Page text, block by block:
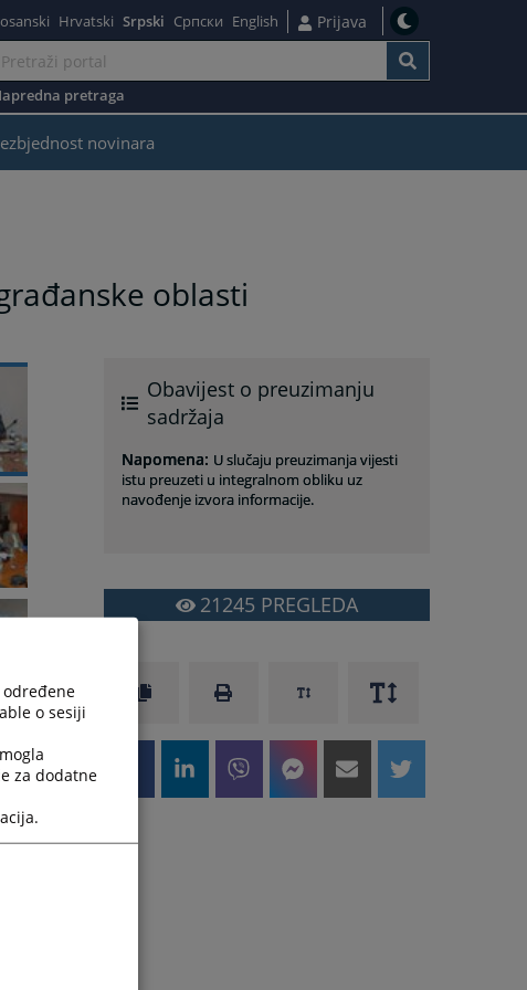
Hrvatski Srpski Српски English Prijava
pretraga
novinara
oblasti
u
i
te
Obavijest o preuzimanju
sadržaja
Napomena: U slučaju preuzimanja vijesti
istu preuzeti u integralnom obliku uz
navođenje izvora informacije.
21245 PREGLEDA
o sesiji
za dodatne